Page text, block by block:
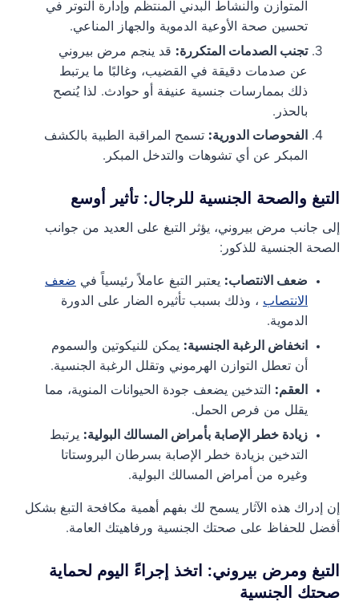
المتوازن والنشاط البدني المنتظم وإدارة التوتر في
تحسين صحة الأوعية الدموية والجهاز المناعي.
تجنب الصدمات المتكررة: قد ينجم مرض بيروني
عن صدمات دقيقة في القضيب، وغالبًا ما يرتبط
ذلك بممارسات جنسية عنيفة أو حوادث. لذا يُنصح
بالحذر.
الفحوصات الدورية: تسمح المراقبة الطبية بالكشف
المبكر عن أي تشوهات والتدخل المبكر.
التبغ والصحة الجنسية للرجال: تأثير أوسع
إلى جانب مرض بيروني، يؤثر التبغ على العديد من جوانب
الصحة الجنسية للذكور:
ضعف الانتصاب: يعتبر التبغ عاملاً رئيسياً في ضعف
الانتصاب ، وذلك بسبب تأثيره الضار على الدورة
الدموية.
انخفاض الرغبة الجنسية: يمكن للنيكوتين والسموم
أن تعطل التوازن الهرموني وتقلل الرغبة الجنسية.
العقم: التدخين يضعف جودة الحيوانات المنوية، مما
يقلل من فرص الحمل.
زيادة خطر الإصابة بأمراض المسالك البولية: يرتبط
التدخين بزيادة خطر الإصابة بسرطان البروستاتا
وغيره من أمراض المسالك البولية.
إن إدراك هذه الآثار يسمح لك بفهم أهمية مكافحة التبغ بشكل
أفضل للحفاظ على صحتك الجنسية ورفاهيتك العامة.
التبغ ومرض بيروني: اتخذ إجراءً اليوم لحماية
صحتك الجنسية